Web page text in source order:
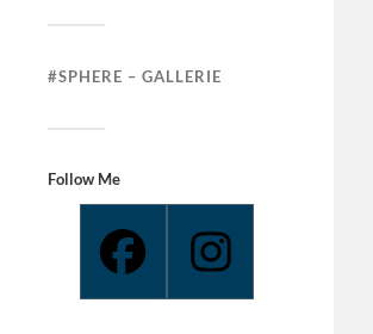
#SPHERE – GALLERIE
Follow Me